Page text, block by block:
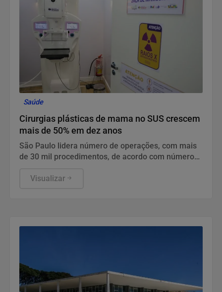
Saúde
Cirurgias plásticas de mama no SUS crescem
mais de 50% em dez anos
São Paulo lidera número de operações, com mais
de 30 mil procedimentos, de acordo com números
Visualizar